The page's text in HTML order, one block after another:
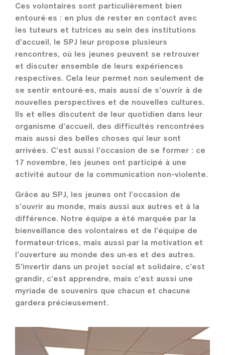
Ces volontaires sont particulièrement bien
entouré·es : en plus de rester en contact avec
les tuteurs et tutrices au sein des institutions
d’accueil, le SPJ leur propose plusieurs
rencontres, où les jeunes peuvent se retrouver
et discuter ensemble de leurs expériences
respectives. Cela leur permet non seulement de
se sentir entouré·es, mais aussi de s’ouvrir à de
nouvelles perspectives et de nouvelles cultures.
Ils et elles discutent de leur quotidien dans leur
organisme d’accueil, des difficultés rencontrées
mais aussi des belles choses qui leur sont
arrivées. C’est aussi l’occasion de se former : ce
17 novembre, les jeunes ont participé à une
activité autour de la communication non-violente.
Grâce au SPJ, les jeunes ont l’occasion de
s’ouvrir au monde, mais aussi aux autres et à la
différence. Notre équipe a été marquée par la
bienveillance des volontaires et de l’équipe de
formateur·trices, mais aussi par la motivation et
l’ouverture au monde des un·es et des autres.
S’invertir dans un projet social et solidaire, c’est
grandir, c’est apprendre, mais c’est aussi une
myriade de souvenirs que chacun et chacune
gardera précieusement.